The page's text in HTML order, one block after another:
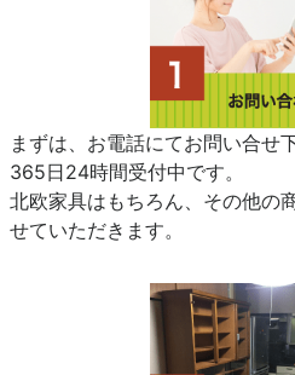
まずは、お電話にてお問い合せ
365日24時間受付中です。
北欧家具はもちろん、その他の
せていただきます。